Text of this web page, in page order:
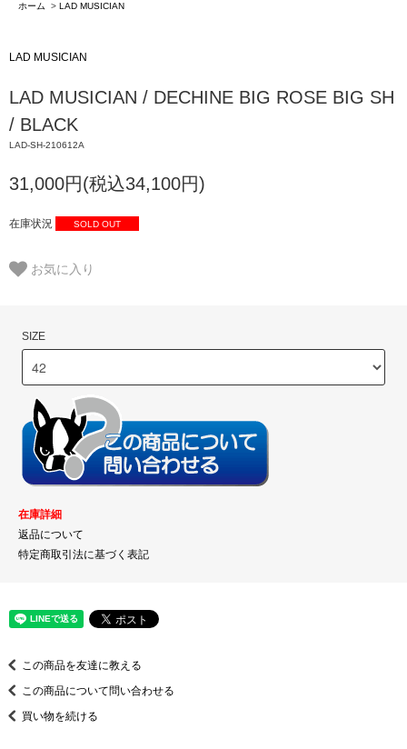
ホーム > LAD MUSICIAN
LAD MUSICIAN
LAD MUSICIAN / DECHINE BIG ROSE BIG SH
/ BLACK
LAD-SH-210612A
31,000円(税込34,100円)
在庫状況 SOLD OUT
お気に入り
SIZE
在庫詳細
返品について
特定商取引法に基づく表記
この商品を友達に教える
この商品について問い合わせる
買い物を続ける